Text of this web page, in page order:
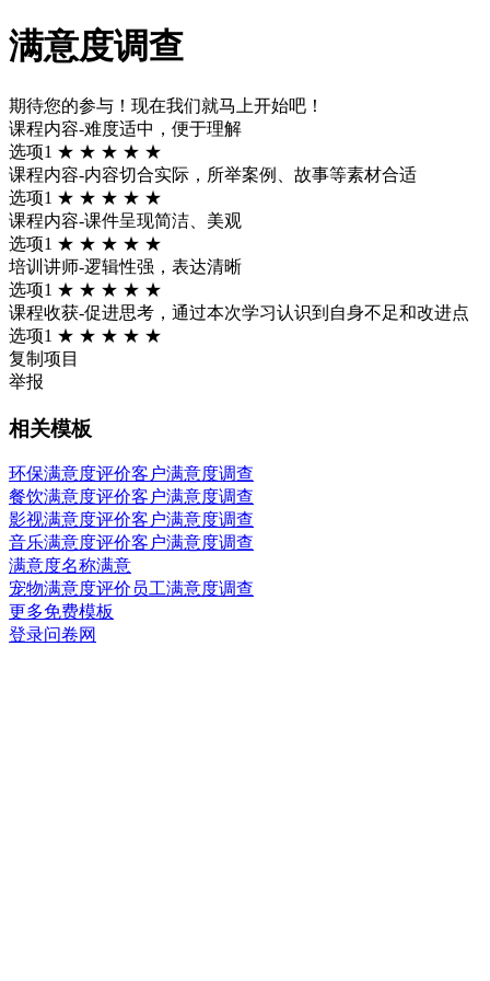
满意度调查
期待您的参与！现在我们就马上开始吧！
课程内容-难度适中，便于理解
选项1 ★ ★ ★ ★ ★
课程内容-内容切合实际，所举案例、故事等素材合适
选项1 ★ ★ ★ ★ ★
课程内容-课件呈现简洁、美观
选项1 ★ ★ ★ ★ ★
培训讲师-逻辑性强，表达清晰
选项1 ★ ★ ★ ★ ★
课程收获-促进思考，通过本次学习认识到自身不足和改进点
选项1 ★ ★ ★ ★ ★
复制项目
举报
相关模板
环保满意度评价客户满意度调查
餐饮满意度评价客户满意度调查
影视满意度评价客户满意度调查
音乐满意度评价客户满意度调查
满意度名称满意
宠物满意度评价员工满意度调查
更多免费模板
登录问卷网